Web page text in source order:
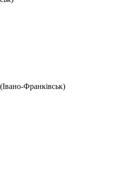
Франківськ)